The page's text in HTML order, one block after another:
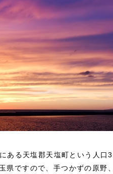
ある天塩郡天塩町という人口
県ですので、手つかずの原野